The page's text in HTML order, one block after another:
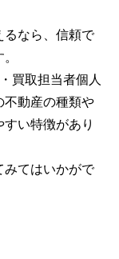
るなら、信頼で
買取担当者個人
不動産の種類や
い特徴があり
みてはいかがで